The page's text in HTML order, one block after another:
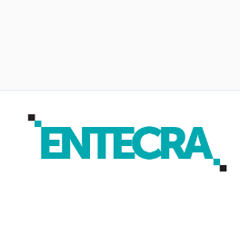
contenuto